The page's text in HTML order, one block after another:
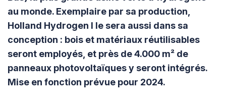
au monde. Exemplaire par sa production,
Holland Hydrogen I le sera aussi dans sa
conception : bois et matériaux réutilisables
seront employés, et près de 4.000 m² de
panneaux photovoltaïques y seront intégrés.
Mise en fonction prévue pour 2024.